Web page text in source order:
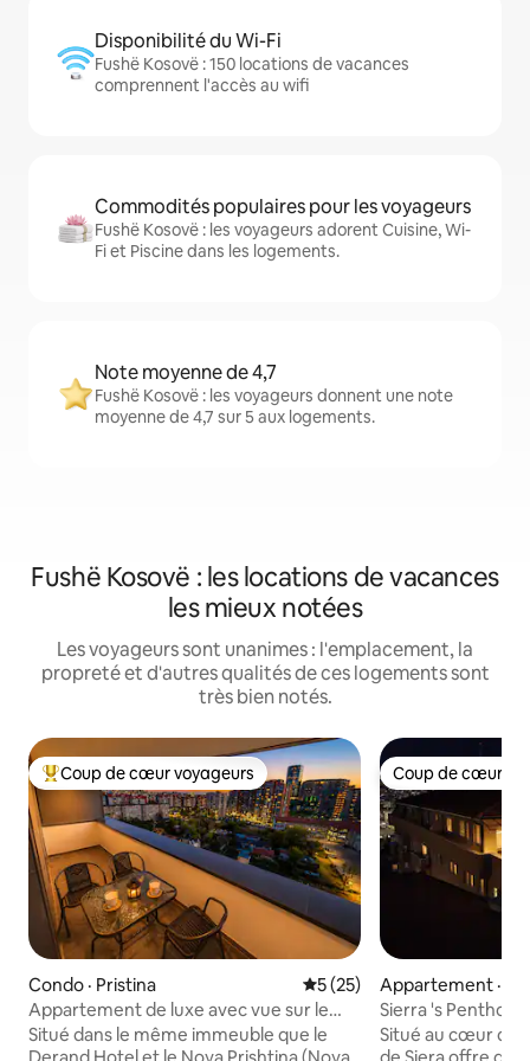
Disponibilité du Wi-Fi
Fushë Kosovë : 150 locations de vacances
comprennent l'accès au wifi
Commodités populaires pour les voyageurs
Fushë Kosovë : les voyageurs adorent Cuisine, Wi-
Fi et Piscine dans les logements.
Note moyenne de 4,7
Fushë Kosovë : les voyageurs donnent une note
moyenne de 4,7 sur 5 aux logements.
Fushë Kosovë : les locations de vacances
les mieux notées
Les voyageurs sont unanimes : l'emplacement, la
propreté et d'autres qualités de ces logements sont
très bien notés.
Coup de cœur voyageurs parmi les plus aimés
Coup de cœur voyageurs
Condo · Pristina Note moyenne de 5 sur 5,
5 (25)
Appartement de luxe avec vue sur le
coucher du soleil à NOYA, Derand Hotel
Situé dans le même immeuble que le
Coup de cœur
Coup de cœur
Appartement ·
Sierra 's
Situé au cœur de